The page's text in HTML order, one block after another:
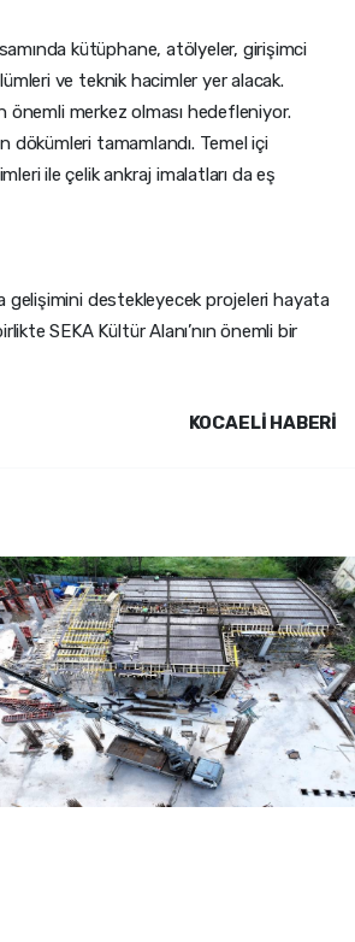
kütüphane, atölyeler, girişimci
ve teknik hacimler yer alacak.
önemli merkez olması hedefleniyor.
dökümleri tamamlandı. Temel içi
ile çelik ankraj imalatları da eş
gelişimini destekleyecek projeleri hayata
SEKA Kültür Alanı’nın önemli bir
KOCAELI HABERİ